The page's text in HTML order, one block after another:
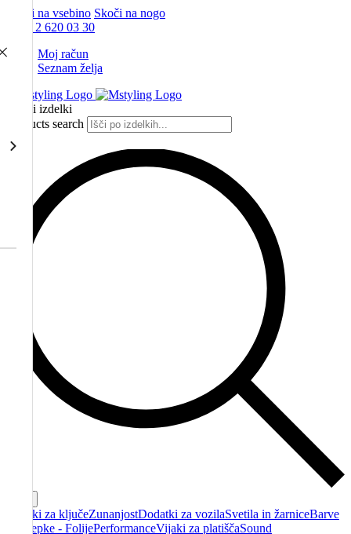
Skoči na vsebino Skoči na nogo
+386 2 620 03 30
Moj račun
Seznam želja
Vsi izdelki
Products search
Obeski za ključeZunanjostDodatki za vozilaSvetila in žarniceBarve
- Nalepke - FolijePerformanceVijaki za platiščaSound